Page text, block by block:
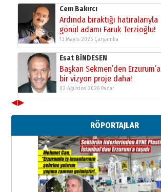
Cem Bakırcı
Ardında bıraktığı hatıralarıyla
gönül adamı Faruk Terzioğlu!
13 Mayıs 2026 Çarşamba
Esat BİNDESEN
Başkan Sekmen’den Erzurum’a
bir vizyon proje daha!
02 Ağustos 2026 Pazar
Erzurumspor’un köşe taşları
29 Haziran 2026 Pazartesi
Kenan GÜLERCİ
Murat Şahsuvaroğlu ERKON’da
çıtayı yukarı taşırken,
yönetimdekiler aşağı
◀▶
RÖPORTAJLAR